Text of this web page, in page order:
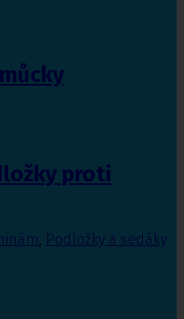
proti
, Podložky a sedáky